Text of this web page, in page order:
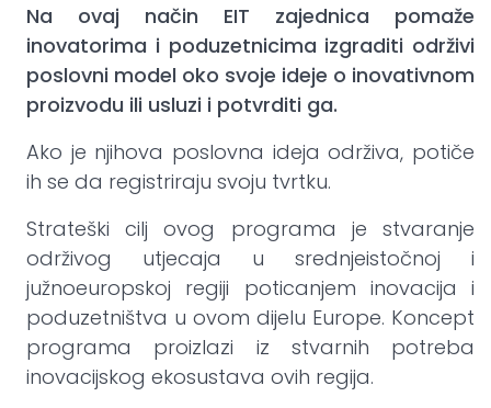
Na ovaj način EIT zajednica pomaže
inovatorima i poduzetnicima izgraditi održivi
poslovni model oko svoje ideje o inovativnom
proizvodu ili usluzi i potvrditi ga.
Ako je njihova poslovna ideja održiva, potiče
ih se da registriraju svoju tvrtku.
Strateški cilj ovog programa je stvaranje
održivog utjecaja u srednjeistočnoj i
južnoeuropskoj regiji poticanjem inovacija i
poduzetništva u ovom dijelu Europe. Koncept
programa proizlazi iz stvarnih potreba
inovacijskog ekosustava ovih regija.